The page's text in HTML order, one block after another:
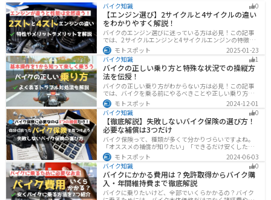
バイク知識 0
【エンジン選び】2サイクルと4サイクルの違い
をわかりやすく解説！
バイクのエンジン選びに迷っている方は必見！この記事
では、2サイクルエンジンと4サイクルエンジンの特徴や
メリット、選び方を解説しています。実は、4サイクルエ
ンジンは燃費が良く経済的で扱いやすいため、初心者の
方にはおすすめです。記事を読めば、最適なエンジン選
びのヒントが得られます。
モトスポット
2025-01-23
バイク知識
1
バイクの正しい乗り方と特殊な状況での操縦方
法を伝授！
バイクの正しい乗り方がわからない方は必見！この記事
では、バイクを乗る前にやるべきことや正しい乗り方、
トラブルと対処法を解説しています。実は、車と気をつ
ける部分はかなり異なるので注意が必要です。この記事
を読めば、安全で快適なバイクライフを送れます。
モトスポット
2024-12-01
バイク知識
0
【徹底解説】失敗しないバイク保険の選び方！
必要な補償は3つだけ
バイク保険って、種類が多くて分かりづらいですよね。
「オススメの補償が知りたい」「できるだけ安くした
い」「自分に合った保険を知りたい」こういったことで
悩んでいる方向けに、バイク保険の選び方・つけるべき
補償について解説します。
モトスポット
2024-06-03
バイク知識
0
バイクにかかる費用は？免許取得からバイク購
入・年間維持費まで徹底解説
バイクに乗りたいけど、全部でいくらかかるの？バイク